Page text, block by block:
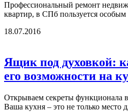
Профессиональный ремонт
квартир, в СПб пользуется особым
18.07.2016
Ящик под духовкой:
его возможности на
Открываем секреты функционала
Ваша кухня – это не только место